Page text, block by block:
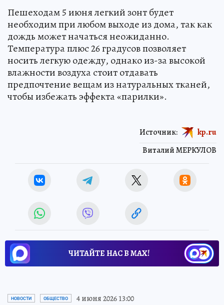
Пешеходам 5 июня легкий зонт будет
необходим при любом выходе из дома, так как
дождь может начаться неожиданно.
Температура плюс 26 градусов позволяет
носить легкую одежду, однако из-за высокой
влажности воздуха стоит отдавать
предпочтение вещам из натуральных тканей,
чтобы избежать эффекта «парилки».
Виталий МЕРКУЛОВ
Источник: kp.ru
ЧИТАЙТЕ НАС В МАХ!
НОВОСТИ ОБЩЕСТВО 4 июня 2026 13:00